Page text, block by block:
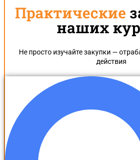
Практические
наших
Не просто изучайте закупки —
действия